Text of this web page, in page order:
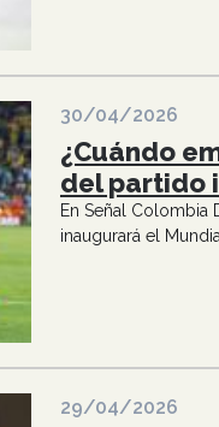
30/04/2026
¿Cuándo
del partido
En Señal
inaugurará el
29/04/2026